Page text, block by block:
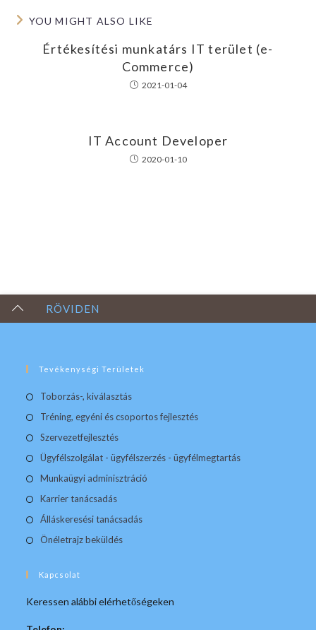
YOU MIGHT ALSO LIKE
Értékesítési munkatárs IT terület (e-
Commerce)
2021-01-04
IT Account Developer
2020-01-10
RÖVIDEN
Tevékenységi Területek
Toborzás-, kiválasztás
Tréning, egyéni és csoportos fejlesztés
Szervezetfejlesztés
Ügyfélszolgálat - ügyfélszerzés - ügyfélmegtartás
Munkaügyi adminisztráció
Karrier tanácsadás
Álláskeresési tanácsadás
Önéletrajz beküldés
Kapcsolat
Keressen alábbi elérhetőségeken